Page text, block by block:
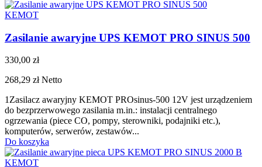
KEMOT
Zasilanie awaryjne UPS KEMOT PRO SINUS 500
330,00 zł
268,29 złNetto
1Zasilacz awaryjny KEMOT PROsinus-500 12V jest urządzeniem
do bezprzerwowego zasilania m.in.: instalacji centralnego
ogrzewania (piece CO, pompy, sterowniki, podajniki etc.),
komputerów, serwerów, zestawów...
Do koszyka
KEMOT